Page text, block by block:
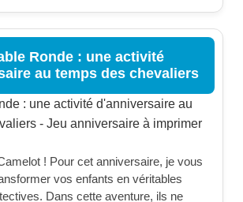
Ronde : une activité
au temps des chevaliers
! Pour cet anniversaire, je vous
vos enfants en véritables
Dans cette aventure, ils ne